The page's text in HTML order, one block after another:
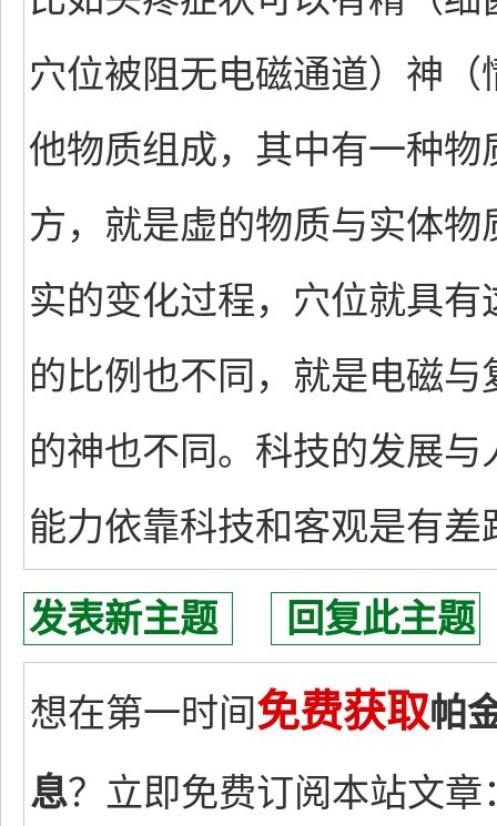
穴位被阻无电磁通道）神
他物质组成，其中有一种
方，就是虚的物质与实体
实的变化过程，穴位就具
的比例也不同，就是电磁
的神也不同。科技的发展
能力依靠科技和客观是有
发表新主题 回复此主题
想在第一时间免费获取帕
息？立即免费订阅本站文章